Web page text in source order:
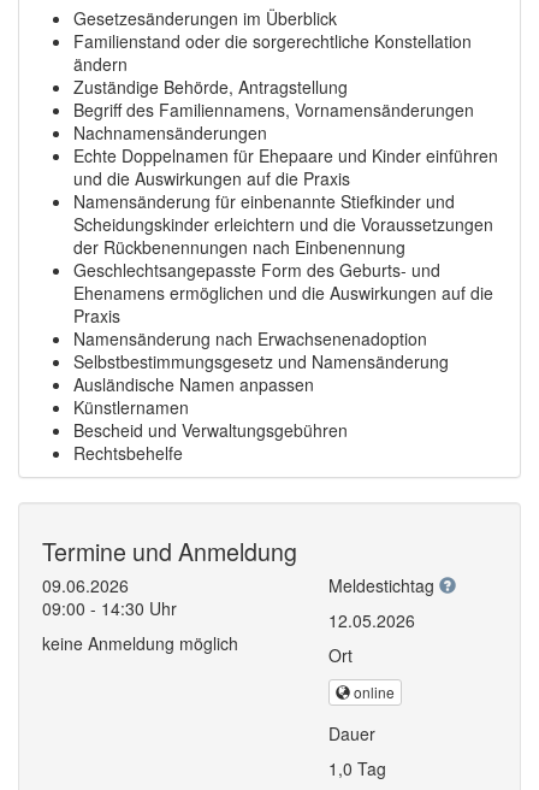
Gesetzesänderungen im Überblick
Familienstand oder die sorgerechtliche Konstellation
ändern
Zuständige Behörde, Antragstellung
Begriff des Familiennamens, Vornamensänderungen
Nachnamensänderungen
Echte Doppelnamen für Ehepaare und Kinder einführen
und die Auswirkungen auf die Praxis
Namensänderung für einbenannte Stiefkinder und
Scheidungskinder erleichtern und die Voraussetzungen
der Rückbenennungen nach Einbenennung
Geschlechtsangepasste Form des Geburts- und
Ehenamens ermöglichen und die Auswirkungen auf die
Praxis
Namensänderung nach Erwachsenenadoption
Selbstbestimmungsgesetz und Namensänderung
Ausländische Namen anpassen
Künstlernamen
Bescheid und Verwaltungsgebühren
Rechtsbehelfe
Termine und Anmeldung
09.06.2026
09:00 - 14:30 Uhr
keine Anmeldung möglich
Meldestichtag
12.05.2026
Ort
online
Dauer
1,0 Tag